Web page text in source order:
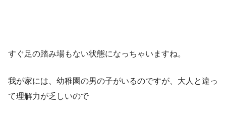
すぐ足の踏み場もない状態になっちゃいますね。
我が家には、幼稚園の男の子がいるのですが、大人と違っ
て理解力が乏しいので